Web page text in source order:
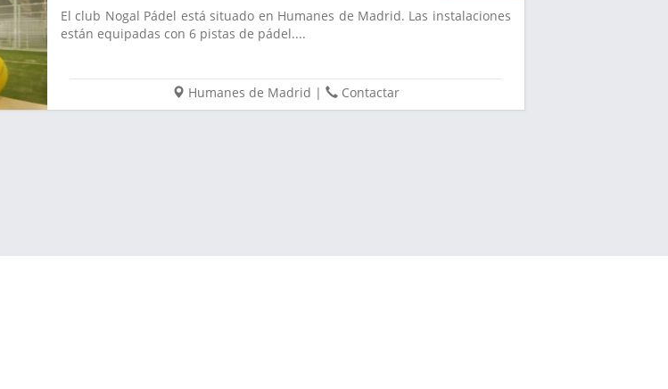
El club Nogal Pádel está situado en Humanes de Madrid. Las instalaciones
están equipadas con 6 pistas de pádel....
Humanes de Madrid | Contactar